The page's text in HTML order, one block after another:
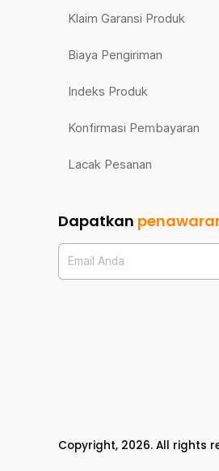
Klaim Garansi Produk
Biaya Pengiriman
Indeks Produk
Konfirmasi Pembayaran
Lacak Pesanan
Dapatkan
Email Anda
Copyright, 2026. All rights